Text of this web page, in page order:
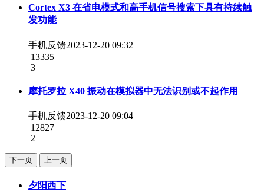
Cortex X3 在省电模式和高手机信号搜索下具有持续触
发功能
手机反馈2023-12-20 09:32
13335
3
摩托罗拉 X40 振动在模拟器中无法识别或不起作用
手机反馈2023-12-20 09:04
12827
2
下一页 上一页
夕阳西下